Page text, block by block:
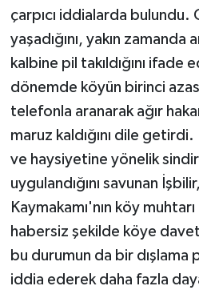
çarpıcı iddialarda bulundu.
yaşadığını, yakın
kalbine pil takıldığını ifade
dönemde köyün birinci
telefonla aranarak ağır
maruz kaldığını dile
ve haysiyetine yönelik
uygulandığını savunan
Kaymakamı'nın köy
habersiz şekilde köye davet
bu durumun da bir dışlama
iddia ederek daha fazla